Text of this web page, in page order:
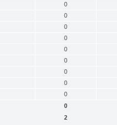
0
0
0
0
0
0
0
0
0
0
2